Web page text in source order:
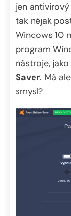
jen
tak nějak
Windows 10
program
nástroje,
Saver. Má
smysl?